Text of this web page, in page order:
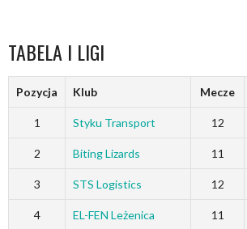
TABELA I LIGI
Pozycja Klub Mecze
1 Styku Transport 12
2 Biting Lizards 11
3 STS Logistics 12
4 EL-FEN Leżenica 11